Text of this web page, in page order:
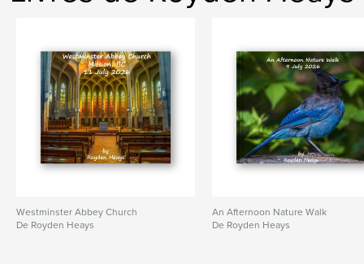
Westminster Abbey Church
De Royden Heays
An Afternoon Nature Walk
De Royden Heays